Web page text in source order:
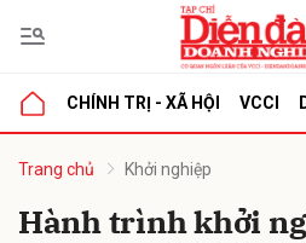
CHÍNH TRỊ - XÃ HỘI VCCI
Trang chủ Khởi nghiệp
Hành trình khởi
luận